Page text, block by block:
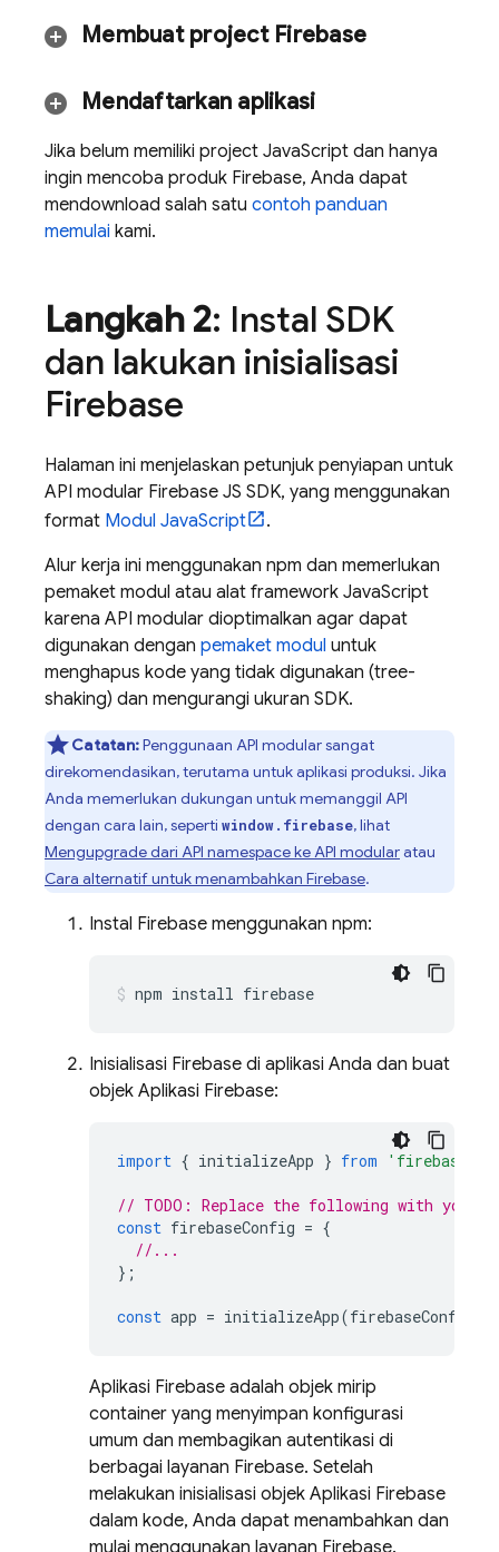
Membuat project Firebase
Mendaftarkan aplikasi
Jika belum memiliki project JavaScript dan hanya
ingin mencoba produk Firebase, Anda dapat
mendownload salah satu contoh panduan
memulai kami.
Langkah 2: Instal SDK
dan lakukan inisialisasi
Firebase
Halaman ini menjelaskan petunjuk penyiapan untuk
API modular Firebase JS SDK, yang menggunakan
format Modul JavaScript
.
Alur kerja ini menggunakan npm dan memerlukan
pemaket modul atau alat framework JavaScript
karena API modular dioptimalkan agar dapat
digunakan dengan pemaket modul untuk
menghapus kode yang tidak digunakan (tree-
shaking) dan mengurangi ukuran SDK.
Catatan:Penggunaan API modular sangat
direkomendasikan, terutama untuk aplikasi produksi. Jika
Anda memerlukan dukungan untuk memanggil API
dengan cara lain, seperti window.firebase, lihat
Mengupgrade dari API namespace ke API modularatau
Cara alternatif untuk menambahkan Firebase.
Instal Firebase menggunakan npm:
npm install firebase
Inisialisasi Firebase di aplikasi Anda dan buat
objek Aplikasi Firebase:
import { initializeApp } from 'firebase/
// TODO: Replace the following with your
const firebaseConfig = {
//...
};
const app = initializeApp(firebaseConfig
Aplikasi Firebase adalah objek mirip
container yang menyimpan konfigurasi
umum dan membagikan autentikasi di
berbagai layanan Firebase. Setelah
melakukan inisialisasi objek Aplikasi Firebase
dalam kode, Anda dapat menambahkan dan
mulai menggunakan layanan Firebase.